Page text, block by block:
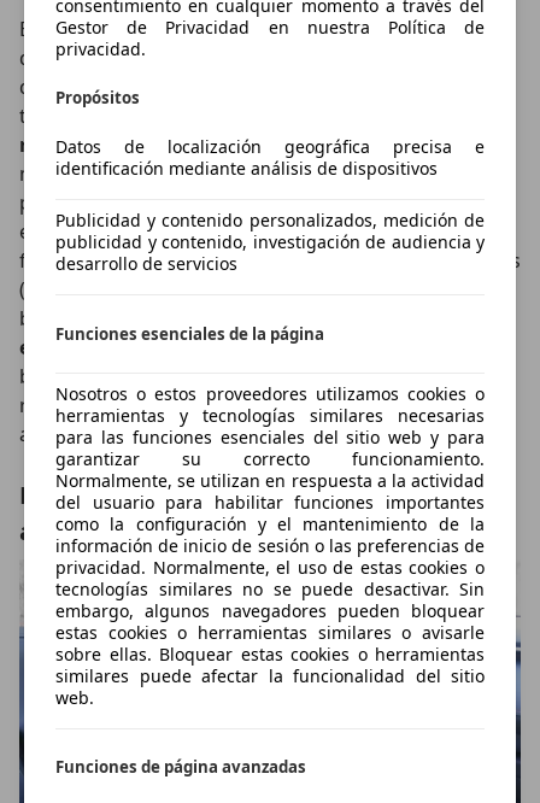
consentimiento en cualquier momento a través del
Gestor de Privacidad en nuestra Política de
privacidad.
Propósitos
Datos de localización geográfica precisa e
identificación mediante análisis de dispositivos
Publicidad y contenido personalizados, medición de
publicidad y contenido, investigación de audiencia y
desarrollo de servicios
Funciones esenciales de la página
Nosotros o estos proveedores utilizamos cookies o
herramientas y tecnologías similares necesarias
para las funciones esenciales del sitio web y para
garantizar su correcto funcionamiento.
Normalmente, se utilizan en respuesta a la actividad
del usuario para habilitar funciones importantes
como la configuración y el mantenimiento de la
información de inicio de sesión o las preferencias de
privacidad. Normalmente, el uso de estas cookies o
tecnologías similares no se puede desactivar. Sin
embargo, algunos navegadores pueden bloquear
estas cookies o herramientas similares o avisarle
sobre ellas. Bloquear estas cookies o herramientas
similares puede afectar la funcionalidad del sitio
web.
Funciones de página avanzadas
Este motor eléctrico sirve, además, como generador
de energía eléctrica que se almacena en las baterías
de iones de níquel hidruro que lleva bajo el asiento
trasero. Tienen una capacidad de 1,59 kWh y
recargan con la marcha, no se enchufan. ¿De qué
manera?. De varias. El propio motor de combustión
puede funcionar con “generador” y mover el motor
eléctrico para crear electricidad. También con las
frenadas, la energía cinética es recogida por los frenos
(como si fuera una dinamo de una bici) y enviada a las
baterías. Otro
es con las bajadas. Dejar caer el Toyota Rav 4 en las
bajadas con una marcha engranada. Con esa
retención del motor, las baterías también se
autorrecargan.
El Toyota Rav-4 funciona
automáticamente